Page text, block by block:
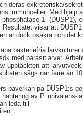
deras exkretoriska/
immunceller. Med hjälp
1” (DUSP1),
Resultatet visar att
är dock osäkra och det
bakteriefria larvkulturer
med parasitlarver.
upptäckten att
sågs när färre än
påverkan på DUSP1:s
av P.
leda till